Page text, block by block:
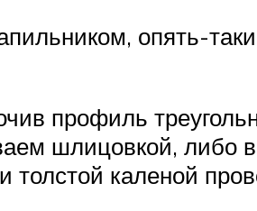
опять-
профиль
шлицовкой, либо
каленой